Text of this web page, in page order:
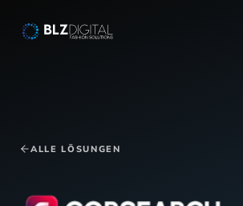
ALLE LÖSUNGEN